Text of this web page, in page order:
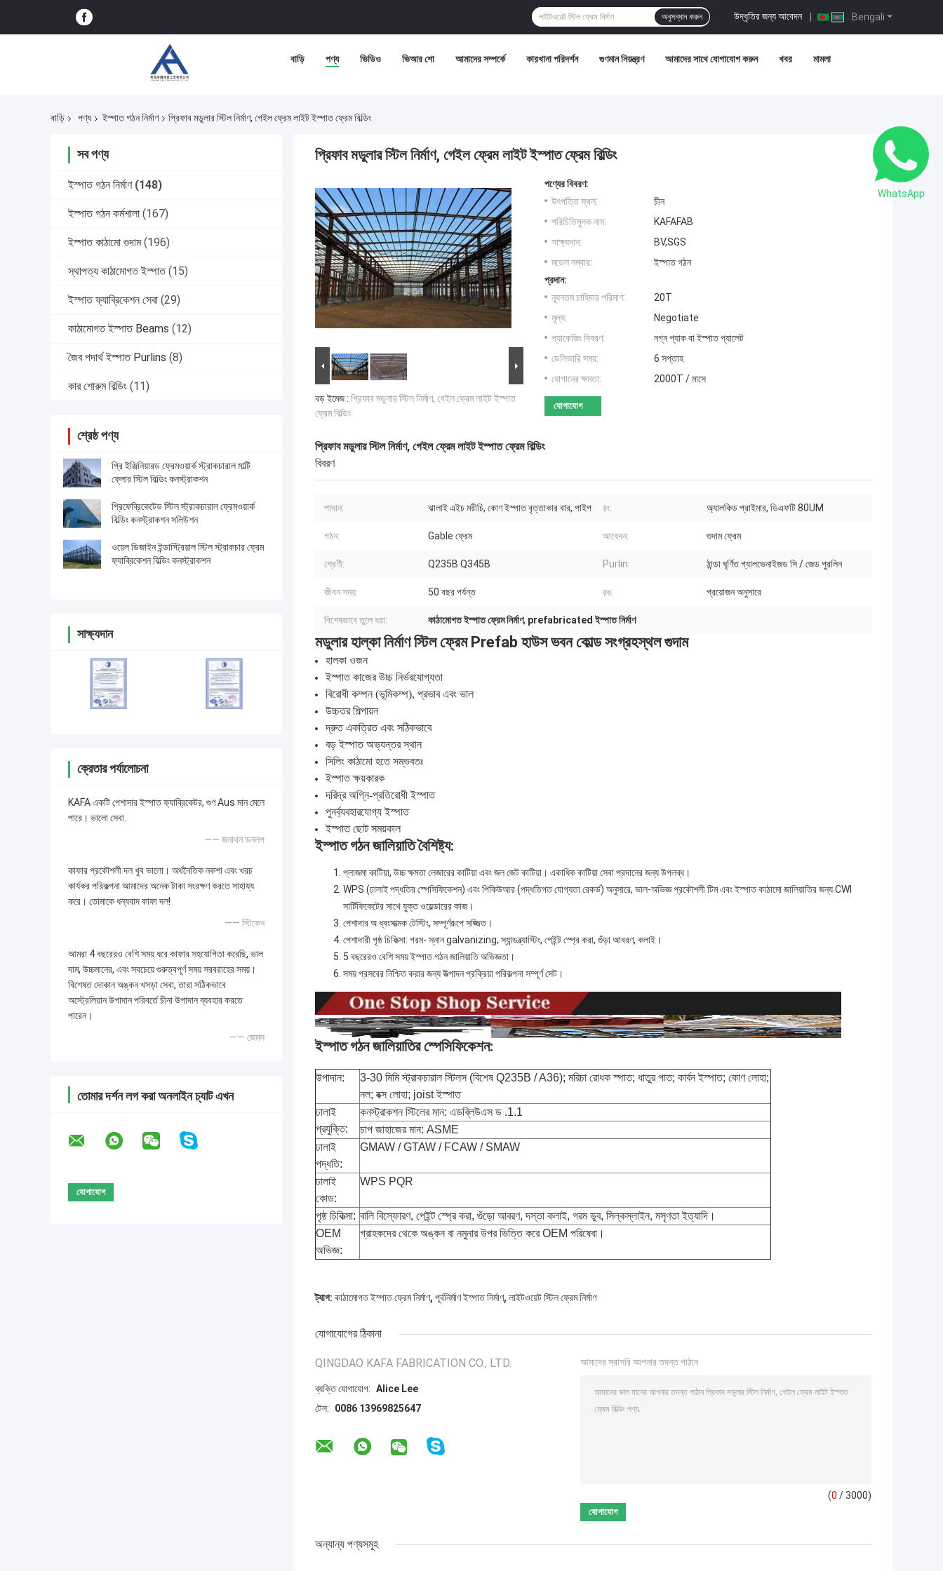
Bengali
উদ্ধৃতির জন্য আবেদন |
অনুসন্ধান করুন
বাড়ি পণ্য ভিডিও ভিআর শো আমাদের সম্পর্কে কারখানা পরিদর্শন গুণমান নিয়ন্ত্রণ আমাদের সাথে যোগাযোগ করুন খবর মামলা
বাড়ি পণ্য ইস্পাত গঠন নির্মাণ প্রিফাব মডুলার স্টিল নির্মাণ, গেইল ফ্রেম লাইট ইস্পাত ফ্রেম বিল্ডিং
সব পণ্য
ইস্পাত গঠন নির্মাণ (148)
ইস্পাত গঠন কর্মশালা (167)
ইস্পাত কাঠামো গুদাম (196)
স্থাপত্য কাঠামোগত ইস্পাত (15)
ইস্পাত ফ্যাব্রিকেশন সেবা (29)
কাঠামোগত ইস্পাত Beams (12)
জৈব পদার্থ ইস্পাত Purlins (8)
কার শোরুম বিল্ডিং (11)
শ্রেষ্ঠ পণ্য
প্রি ইঞ্জিনিয়ারড ফ্রেমওয়ার্ক স্ট্রাকচারাল মাল্টি
ফ্লোর স্টিল বিল্ডিং কনস্ট্রাকশন
প্রিফেব্রিকেটেড স্টিল স্ট্রাকচারাল ফ্রেমওয়ার্ক
বিল্ডিং কনস্ট্রাকশন সলিউশন
ওয়েল ডিজাইন ইন্ডাস্ট্রিয়াল স্টিল স্ট্রাকচার ফ্রেম
ফ্যাব্রিকেশন বিল্ডিং কনস্ট্রাকশন
সাক্ষ্যদান
ক্রেতার পর্যালোচনা
KAFA একটি পেশাদার ইস্পাত ফ্যাব্রিকেটর, গুণ Aus মান মেলে
পারে। ভালো সেবা.
—— জনাথন ডনলপ
কাফার প্রকৌশলী দল খুব ভালো। অর্থনৈতিক নকশা এবং খরচ
কার্যকর পরিকল্পনা আমাদের অনেক টাকা সংরক্ষণ করতে সাহায্য
করে। তোমাকে ধন্যবাদ কাফা দল!
—— স্টিফেন
আমরা 4 বছরেরও বেশি সময় ধরে কাফার সহযোগিতা করেছি, ভাল
দাম, উচ্চমানের, এবং সবচেয়ে গুরুত্বপূর্ণ সময় সরবরাহের সময়।
বিশেষত দোকান অঙ্কন খসড়া সেবা, তারা সঠিকভাবে
অস্ট্রেলিয়ান উপাদান পরিবর্তে চীনা উপাদান ব্যবহার করতে
পারেন।
—— জেমস
তোমার দর্শন লগ করা অনলাইন চ্যাট এখন
প্রিফাব মডুলার স্টিল নির্মাণ, গেইল ফ্রেম লাইট ইস্পাত ফ্রেম বিল্ডিং
বড় ইমেজ : প্রিফাব মডুলার স্টিল নির্মাণ, গেইল ফ্রেম লাইট ইস্পাত
ফ্রেম বিল্ডিং
পণ্যের বিবরণ:
উৎপত্তি স্থল:
চীন
পরিচিতিমুলক নাম:
KAFAFAB
সাক্ষ্যদান:
BV,SGS
মডেল নম্বার:
ইস্পাত গঠন
প্রদান:
ন্যূনতম চাহিদার পরিমাণ:
20T
মূল্য:
Negotiate
প্যাকেজিং বিবরণ:
নগ্ন প্যাক বা ইস্পাত প্যালেট
ডেলিভারি সময়:
6 সপ্তাহ
যোগানের ক্ষমতা:
2000T / মাসে
যোগাযোগ
প্রিফাব মডুলার স্টিল নির্মাণ, গেইল ফ্রেম লাইট ইস্পাত ফ্রেম বিল্ডিং
বিবরণ
পাদান: ঝালাই এইচ মরীচি, কোণ ইস্পাত বৃত্তাকার বার, পাইপ রং: অ্যালকিড প্রাইমার, ডিএফটি 80UM
গঠন: Gable ফ্রেম আবেদন: গুদাম ফ্রেম
শ্রেণী: Q235B Q345B Purlin: ঠান্ডা ঘূর্ণিত গ্যালভেনাইজড সি / জেড পুরলিন
জীবন সময়: 50 বছর পর্যন্ত রঙ: প্রয়োজন অনুসারে
বিশেষভাবে তুলে ধরা: কাঠামোগত ইস্পাত ফ্রেম নির্মাণ, prefabricated ইস্পাত নির্মাণ
মডুলার হাল্কা নির্মাণ স্টিল ফ্রেম Prefab হাউস ভবন কোল্ড সংগ্রহস্থল গুদাম
হালকা ওজন
ইস্পাত কাজের উচ্চ নির্ভরযোগ্যতা
বিরোধী কম্পন (ভূমিকম্প), প্রভাব এবং ভাল
উচ্চতর শিল্পায়ন
দ্রুত একত্রিত এবং সঠিকভাবে
বড় ইস্পাত অভ্যন্তর স্থান
সিলিং কাঠামো হতে সম্ভবতঃ
ইস্পাত ক্ষয়কারক
দরিদ্র অগ্নি-প্রতিরোধী ইস্পাত
পুনর্ব্যবহারযোগ্য ইস্পাত
ইস্পাত ছোট সময়কাল
ইস্পাত গঠন জালিয়াতি বৈশিষ্ট্য:
প্লাজমা কাটিয়া, উচ্চ ক্ষমতা লেজারের কাটিয়া এবং জল জেট কাটিয়া। একাধিক কাটিয়া সেবা প্রদানের জন্য উপলব্ধ।
WPS (ঢালাই পদ্ধতির স্পেসিফিকেশন) এবং পিকিউআর (পদ্ধতিগত যোগ্যতা রেকর্ড) অনুসারে, ভাল-অভিজ্ঞ প্রকৌশলী টিম এবং ইস্পাত কাঠামো জালিয়াতির জন্য CWI
সার্টিফিকেটের সাথে যুক্ত ওয়েল্ডারের কাজ।
পেশাদার অ ধ্বংসাত্মক টেস্টিং, সম্পূর্ণরূপে সজ্জিত।
পেশাদারী পৃষ্ঠ চিকিত্সা: গরম- স্নান galvanizing, স্যান্ডব্ল্যাস্টিং, পেইন্ট স্প্রে করা, গুঁড়া আবরণ, কলাই।
5 বছরেরও বেশি সময় ইস্পাত গঠন জালিয়াতি অভিজ্ঞতা।
সময় প্রসবের নিশ্চিত করার জন্য উত্পাদন প্রক্রিয়া পরিকল্পনা সম্পূর্ণ সেট।
ইস্পাত গঠন জালিয়াতির স্পেসিফিকেশন:
উপাদান:
3-30 মিমি স্ট্রাকচারাল স্টিলস (বিশেষ Q235B / A36); মরিচা রোধক স্পাত; ধাতুর পাত; কার্বন ইস্পাত; কোণ লোহা;
নল; বক্স লোহা; joist ইস্পাত
ঢালাই
প্রযুক্তি:
কনস্ট্রাকশন স্টিলের মান: এডব্লিউএস ড .1.1
চাপ জাহাজের মান: ASME
ঢালাই
পদ্ধতি:
GMAW / GTAW / FCAW / SMAW
ঢালাই
কোড:
WPS PQR
পৃষ্ঠ চিকিত্সা: বালি বিস্ফোরণ, পেইন্ট স্প্রে করা, গুঁড়ো আবরণ, দস্তা কলাই, গরম ডুব, সিল্কস্লাইন, মসৃণতা ইত্যাদি।
OEM
অভিজ্ঞ:
গ্রাহকদের থেকে অঙ্কন বা নমুনার উপর ভিত্তি করে OEM পরিষেবা।
ট্যাগ: কাঠামোগত ইস্পাত ফ্রেম নির্মাণ, পূর্বনির্মাণ ইস্পাত নির্মাণ, লাইটওয়েট স্টিল ফ্রেম নির্মাণ
যোগাযোগের ঠিকানা
QINGDAO KAFA FABRICATION CO., LTD.
ব্যক্তি যোগাযোগ: Alice Lee
টেল:
0086 13969825647
আমাদের সরাসরি আপনার তদন্ত পাঠান
(0 / 3000)
অন্যান্য পণ্যসমূহ
WhatsApp